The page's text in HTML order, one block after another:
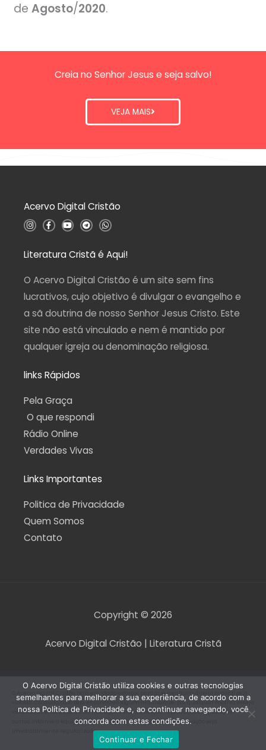
de Agosto/2020.
Creia no Senhor Jesus e seja salvo!
VEJA MAIS
Acervo Digital Cristão
I
n
a
g
a
m
F
a
b
o
k
-
f
Y
o
u
b
T
e
g
r
m
W
h
s
a
p
Literatura Cristã é Aqui!
O Acervo Digital Cristão é um site sem fins
lucrativos, cujo objetivo é divulgar o evangelho e
a sã doutrina de nosso Senhor Jesus Cristo. Este
site não está vinculado e nem é mantido por
qualquer igreja ou denominação religiosa.
links Rápidos
Pela Graça
O que respondi
Rádio Online
Verdades Vivas
Links Importantes
Politica de Privacidade
Quem Somos
Contato
Copyright © 2026
Acervo Digital Cristão | Literatura Cristã
O Acervo Digital Cristão tem envidado esforços para que nenhum direito autoral seja
violado. Contudo, caso seja encontrado algum arquivo que, por qualquer motivo, esteja
violando direitos autorais de tradução, versão, exibição, reprodução ou quaisquer
outros, informe a equipe do Acervo Digital Cristão para que a situação seja
imediatamente regularizada.
O Acervo Digital Cristão utiliza cookies e outras tecnologias
semelhantes para melhorar a sua experiência, de acordo com a
nossa Política de Privacidade e, ao continuar navegando, você
concorda com estas condições.
Continuar e Fechar